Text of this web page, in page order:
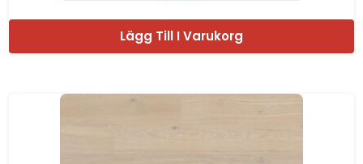
Lägg Till I Varukorg